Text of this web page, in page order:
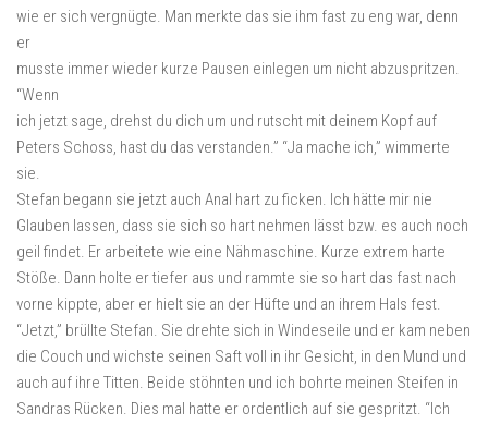
wie er sich vergnügte. Man merkte das sie ihm fast zu eng war, denn
er
musste immer wieder kurze Pausen einlegen um nicht abzuspritzen.
“Wenn
ich jetzt sage, drehst du dich um und rutscht mit deinem Kopf auf
Peters Schoss, hast du das verstanden.” “Ja mache ich,” wimmerte
sie.
Stefan begann sie jetzt auch Anal hart zu ficken. Ich hätte mir nie
Glauben lassen, dass sie sich so hart nehmen lässt bzw. es auch noch
geil findet. Er arbeitete wie eine Nähmaschine. Kurze extrem harte
Stöße. Dann holte er tiefer aus und rammte sie so hart das fast nach
vorne kippte, aber er hielt sie an der Hüfte und an ihrem Hals fest.
“Jetzt,” brüllte Stefan. Sie drehte sich in Windeseile und er kam neben
die Couch und wichste seinen Saft voll in ihr Gesicht, in den Mund und
auch auf ihre Titten. Beide stöhnten und ich bohrte meinen Steifen in
Sandras Rücken. Dies mal hatte er ordentlich auf sie gespritzt. “Ich